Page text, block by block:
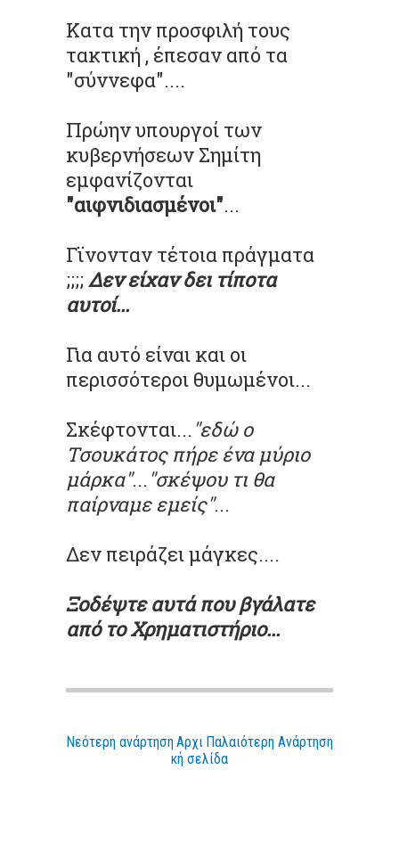
Κατα την προσφιλή τους
τακτική , έπεσαν από τα
"σύννεφα"....
Πρώην υπουργοί των
κυβερνήσεων Σημίτη
εμφανίζονται
"αιφνιδιασμένοι"...
Γϊνονταν τέτοια πράγματα
;;;; Δεν είχαν δει τίποτα
αυτοί...
Για αυτό είναι και οι
περισσότεροι θυμωμένοι...
Σκέφτονται... "εδώ ο
Τσουκάτος πήρε ένα μύριο
μάρκα"... "σκέψου τι θα
παίρναμε εμείς"...
Δεν πειράζει μάγκες....
Ξοδέψτε αυτά που βγάλατε
από το Χρηματιστήριο...
Νεότερη ανάρτηση Παλαιότερη Ανάρτηση
Αρχι
κή σελίδα